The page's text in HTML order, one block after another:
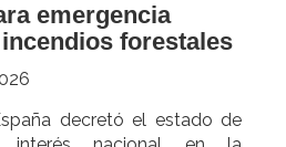
emergencia
forestales
decretó el estado de